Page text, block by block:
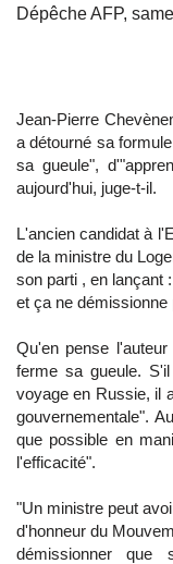
Dépêche AFP,
Jean-Pierre
a détourné sa
sa gueule",
aujourd'hui, juge-t-il.
L'ancien candidat à
de la ministre du
son parti , en lançant
et ça ne démissionne
Qu'en pense
ferme sa gueule.
voyage en Russie, il
gouvernementale".
que possible en
l'efficacité".
"Un ministre peut
d'honneur du
démissionner que